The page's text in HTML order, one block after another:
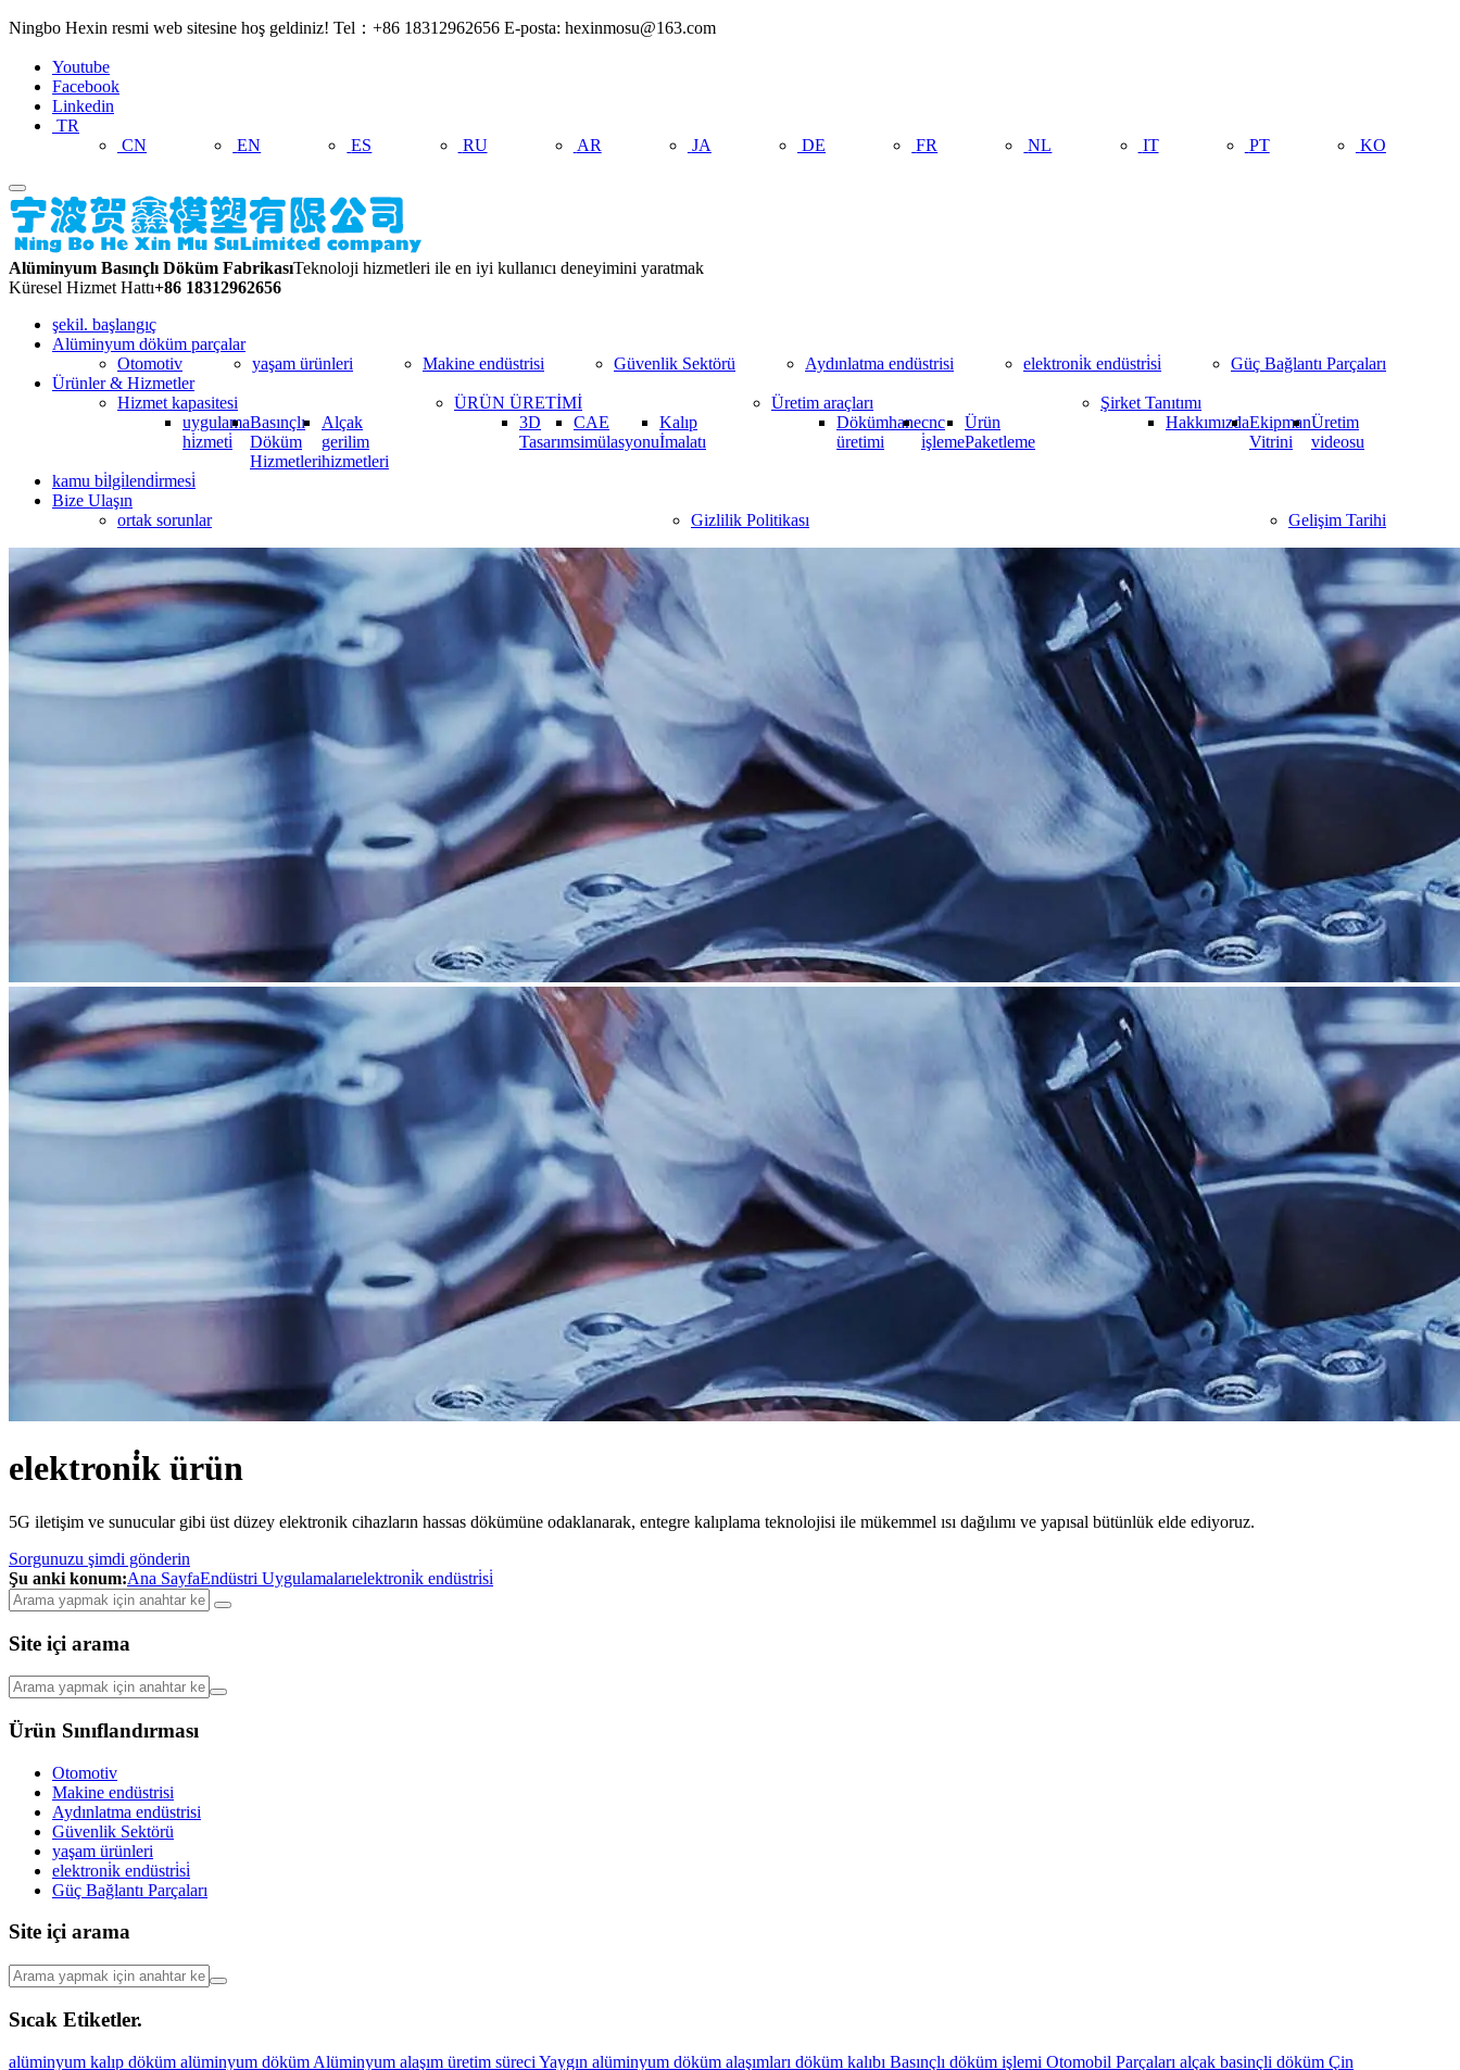
Ningbo Hexin resmi web sitesine hoş geldiniz! Tel：+86 18312962656 E-posta: hexinmosu@163.com
Youtube
Facebook
Linkedin
TR
CN
EN ES RU AR JA DE FR NL IT PT KO
Alüminyum Basınçlı Döküm FabrikasıTeknoloji hizmetleri ile en iyi kullanıcı deneyimini yaratmak
Küresel Hizmet Hattı+86 18312962656
şekil. başlangıç
Alüminyum döküm parçalar
Otomotiv
yaşam ürünleri Makine endüstrisi Güvenlik Sektörü Aydınlatma endüstrisi elektroni̇k endüstri̇si̇
Güç Bağlantı Parçaları
Ürünler & Hizmetler
Hizmet kapasitesi
uygulama
hi̇zmeti̇
Basınçlı
Döküm
Hizmetleri
Alçak
gerilim
hizmetleri
ÜRÜN ÜRETİMİ
3D
Tasarım
CAE
simülasyonu
Kalıp
İmalatı
Üretim araçları
Dökümhane
üretimi
cnc
i̇şleme
Ürün
Paketleme
Şirket Tanıtımı
HakkımızdaEkipman
Vitrini
Üretim
videosu
kamu bi̇lgi̇lendi̇rmesi̇
Bize Ulaşın
ortak sorunlar
Gizlilik Politikası Gelişim Tarihi
elektroni̇k ürün
5G iletişim ve sunucular gibi üst düzey elektronik cihazların hassas dökümüne odaklanarak, entegre kalıplama teknolojisi ile mükemmel ısı dağılımı ve yapısal bütünlük elde ediyoruz.
Sorgunuzu şimdi gönderin
Şu anki konum:Ana SayfaEndüstri Uygulamalarıelektroni̇k endüstri̇si̇
Site içi arama
Ürün Sınıflandırması
Otomotiv
Makine endüstrisi
Aydınlatma endüstrisi
Güvenlik Sektörü
yaşam ürünleri
elektroni̇k endüstri̇si̇
Güç Bağlantı Parçaları
Site içi arama
Sıcak Etiketler.
alüminyum kalıp döküm alüminyum döküm Alüminyum alaşım üretim süreci Yaygın alüminyum döküm alaşımları döküm kalıbı Basınçlı döküm işlemi Otomobil Parçaları alçak basinçli döküm Çin